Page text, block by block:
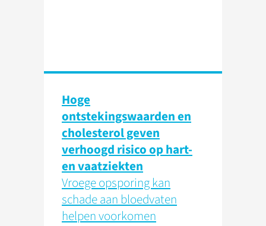
Hoge
ontstekingswaarden en
cholesterol geven
verhoogd risico op hart-
en vaatziekten
Vroege opsporing kan
schade aan bloedvaten
helpen voorkomen